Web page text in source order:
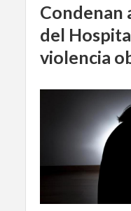
Condenan
del
violencia